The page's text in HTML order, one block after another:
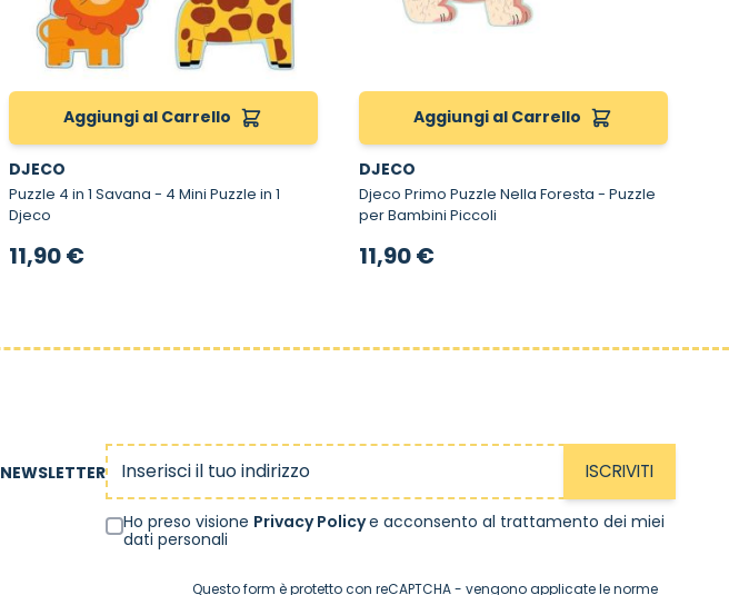
Aggiungi al Carrello
DJECO
Puzzle 4 in 1 Savana - 4 Mini Puzzle in 1
Djeco
11,90 €
Aggiungi al Carrello
DJECO
Djeco Primo Puzzle Nella Foresta - Puzzle
per Bambini Piccoli
11,90 €
NEWSLETTER
Indirizzo email
Ho preso visione Privacy Policye acconsento al trattamento dei miei
dati personali
ISCRIVITI
Questo form è protetto con reCAPTCHA - vengono applicate lenorme